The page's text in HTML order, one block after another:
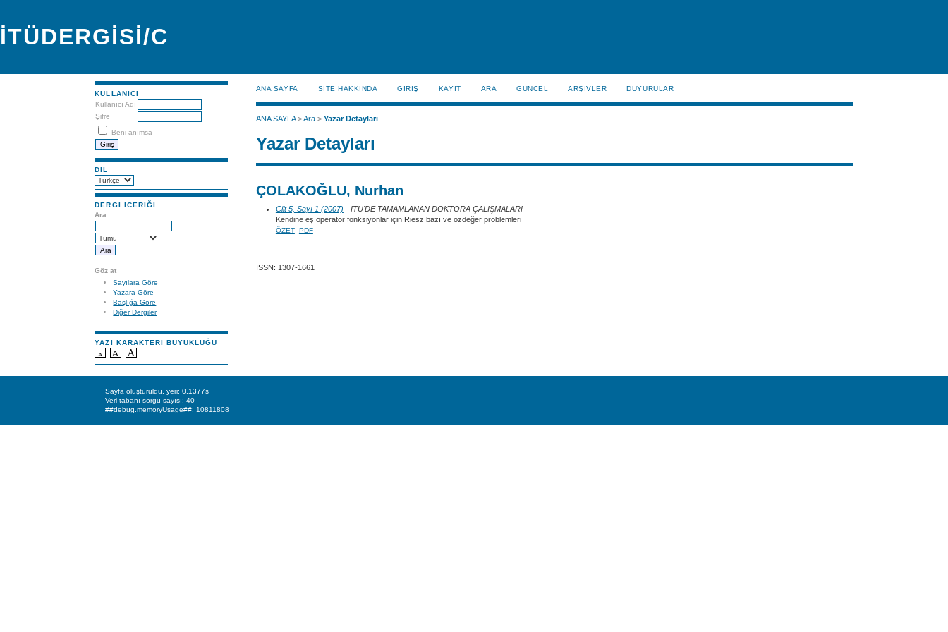
İTÜDERGİSİ/C
KULLANICI
Kullanıcı Adı
Şifre
Beni anımsa
DIL
DERGI ICERIĞI
Ara
Göz at
Sayılara Göre
Yazara Göre
Başlığa Göre
Diğer Dergiler
YAZI KARAKTERI BÜYÜKLÜĞÜ
ANA SAYFA SİTE HAKKINDA GIRIŞ KAYIT ARA GÜNCEL ARŞIVLER DUYURULAR
ANA SAYFA>Ara> Yazar Detayları
Yazar Detayları
ÇOLAKOĞLU, Nurhan
Cilt 5, Sayı 1 (2007) - İTÜ'DE TAMAMLANAN DOKTORA ÇALIŞMALARI
Kendine eş operatör fonksiyonlar için Riesz bazı ve özdeğer problemleri
ÖZET PDF
ISSN: 1307-1661
Sayfa oluşturuldu, yeri: 0.1377s
Veri tabanı sorgu sayısı: 40
##debug.memoryUsage##: 10811808